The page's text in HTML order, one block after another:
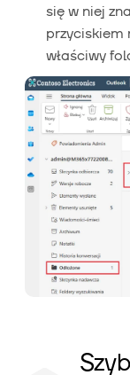
się w niej
przyciskiem
właściwy